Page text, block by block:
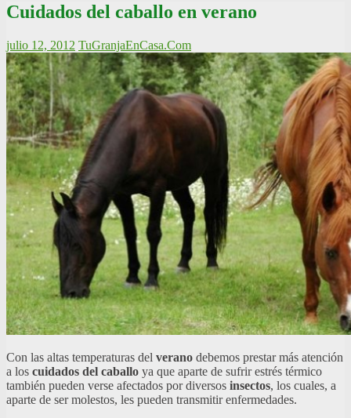
Cuidados del caballo en verano
julio 12, 2012 TuGranjaEnCasa.Com
Con las altas temperaturas del verano debemos prestar más atención
a los cuidados del caballo ya que aparte de sufrir estrés térmico
también pueden verse afectados por diversos insectos, los cuales, a
aparte de ser molestos, les pueden transmitir enfermedades.